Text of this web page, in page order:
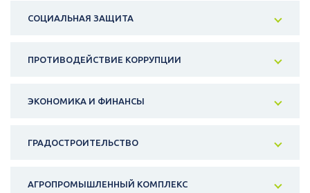
СОЦИАЛЬНАЯ ЗАЩИТА
ПРОТИВОДЕЙСТВИЕ КОРРУПЦИИ
ЭКОНОМИКА И ФИНАНСЫ
ГРАДОСТРОИТЕЛЬСТВО
АГРОПРОМЫШЛЕННЫЙ КОМПЛЕКС